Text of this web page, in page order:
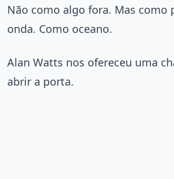
Não como algo fora. Mas como
onda. Como oceano.
Alan Watts nos ofereceu uma
abrir a porta.